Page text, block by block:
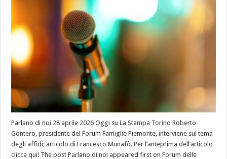
Parlano di noi 28 aprile 2026 Oggi su La Stampa Torino Roberto
Gontero, presidente del Forum Famiglie Piemonte, interviene sul tema
degli affidi; articolo di Francesco Munafò. Per l’anteprima dell’articolo
clicca qui! The post Parlano di noi appeared first on Forum delle